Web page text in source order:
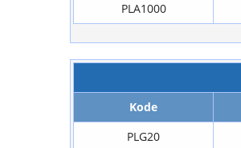
PLA1000
Kode
PLG20